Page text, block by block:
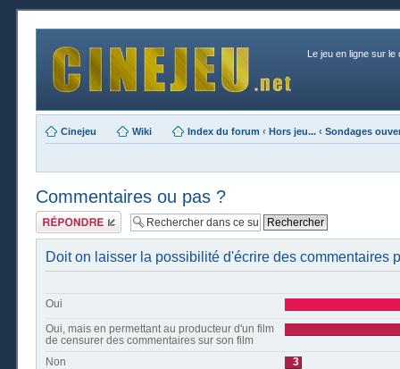
Le jeu en ligne sur le
Cinejeu Wiki Index du forum ‹ Hors jeu... ‹ Sondages
Commentaires ou pas ?
Publier une
réponse
Doit on laisser la possibilité d'écrire des commentaires
Oui
Oui, mais en permettant au producteur d'un film
de censurer des commentaires sur son film
Non
3